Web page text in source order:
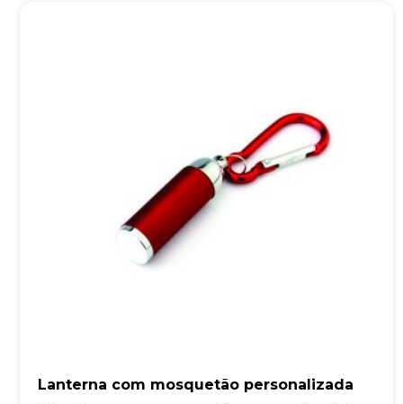
Lanterna com mosquetão personalizada